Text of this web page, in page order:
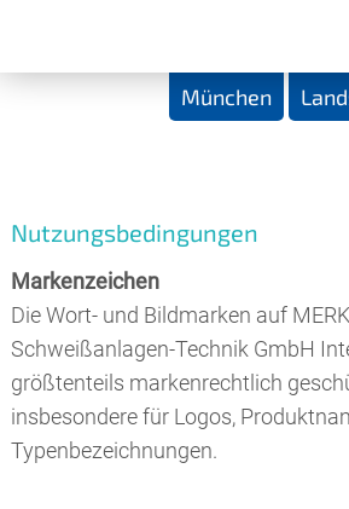
München
Nutzungsbedingungen
Markenzeichen
Die Wort- und Bildmarken auf
Schweißanlagen-Technik GmbH
größtenteils markenrechtlich
insbesondere für Logos,
Typenbezeichnungen.